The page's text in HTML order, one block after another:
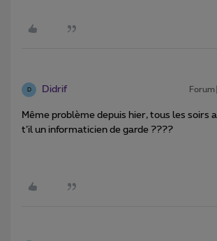
D Didrif
Même problème depuis hier, tous les soirs
t’il un informaticien de garde ????